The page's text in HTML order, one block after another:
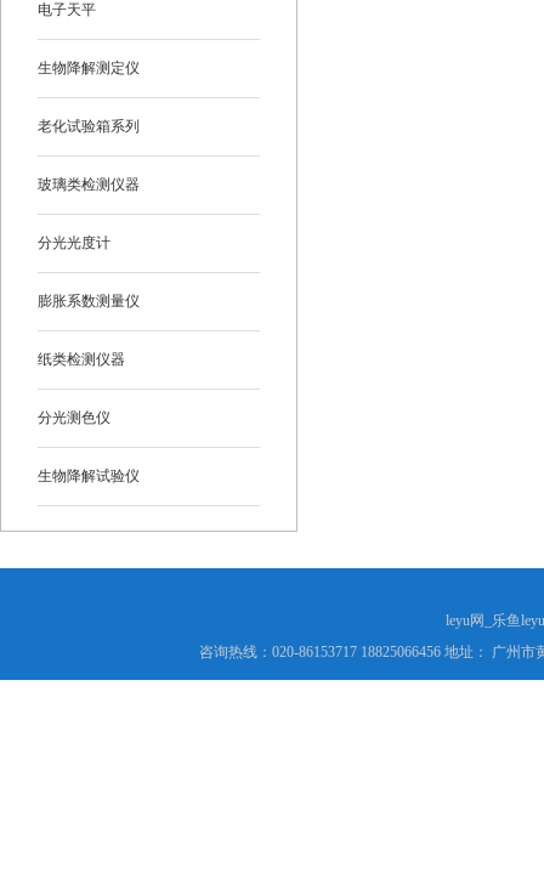
电子天平
生物降解测定仪
老化试验箱系列
玻璃类检测仪器
分光光度计
膨胀系数测量仪
纸类检测仪器
分光测色仪
生物降解试验仪
leyu网_乐鱼
咨询热线：020-86153717 18825066456 地址： 广州